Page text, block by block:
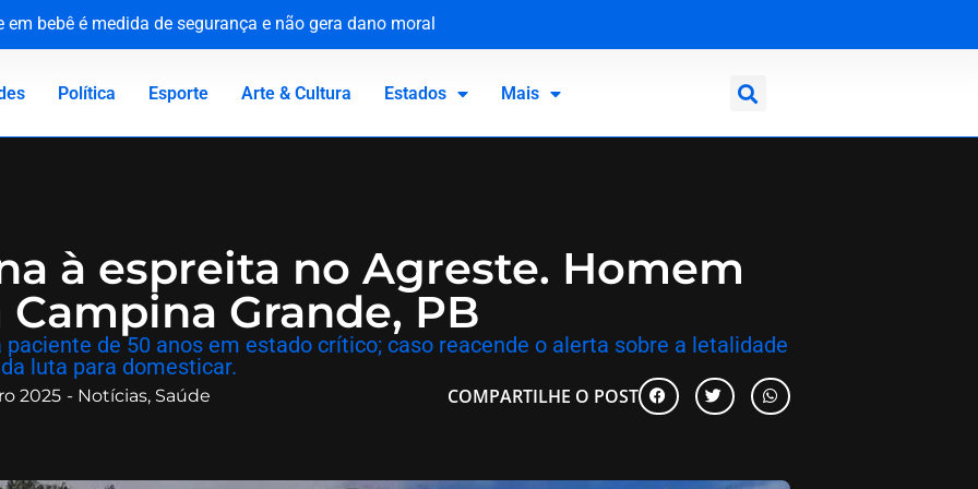
bebê é medida de segurança e não gera dano moral
e reforça compromisso com a defesa da saúde pública
Canadá: a virada de vida de Jacaré
vítimas no 81º aniversário do ataque atômico
Política Esporte Arte & Cultura Estados Mais
à espreita no Agreste. Homem
Grande, PB
de 50 anos em estado crítico; caso reacende o alerta sobre a letalidade
luta para domesticar.
2025 - Notícias, Saúde COMPARTILHE O POST